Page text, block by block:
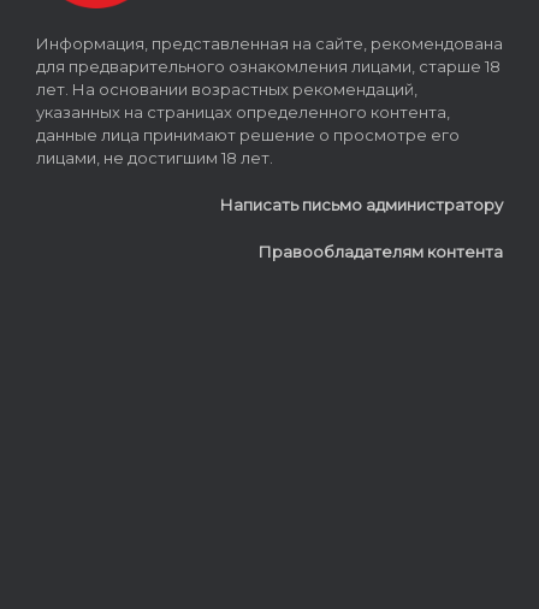
Информация, представленная на сайте, рекомендована
для предварительного ознакомления лицами, старше 18
лет. На основании возрастных рекомендаций,
указанных на страницах определенного контента,
данные лица принимают решение о просмотре его
лицами, не достигшим 18 лет.
Написать письмо администратору
Правообладателям контента